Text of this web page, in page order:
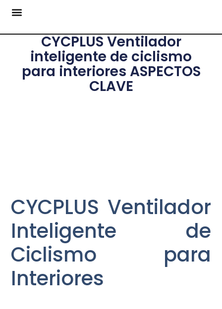
CYCPLUS Ventilador
inteligente de ciclismo
para interiores ASPECTOS
CLAVE
CYCPLUS Ventilador
Inteligente de
Ciclismo para
Interiores